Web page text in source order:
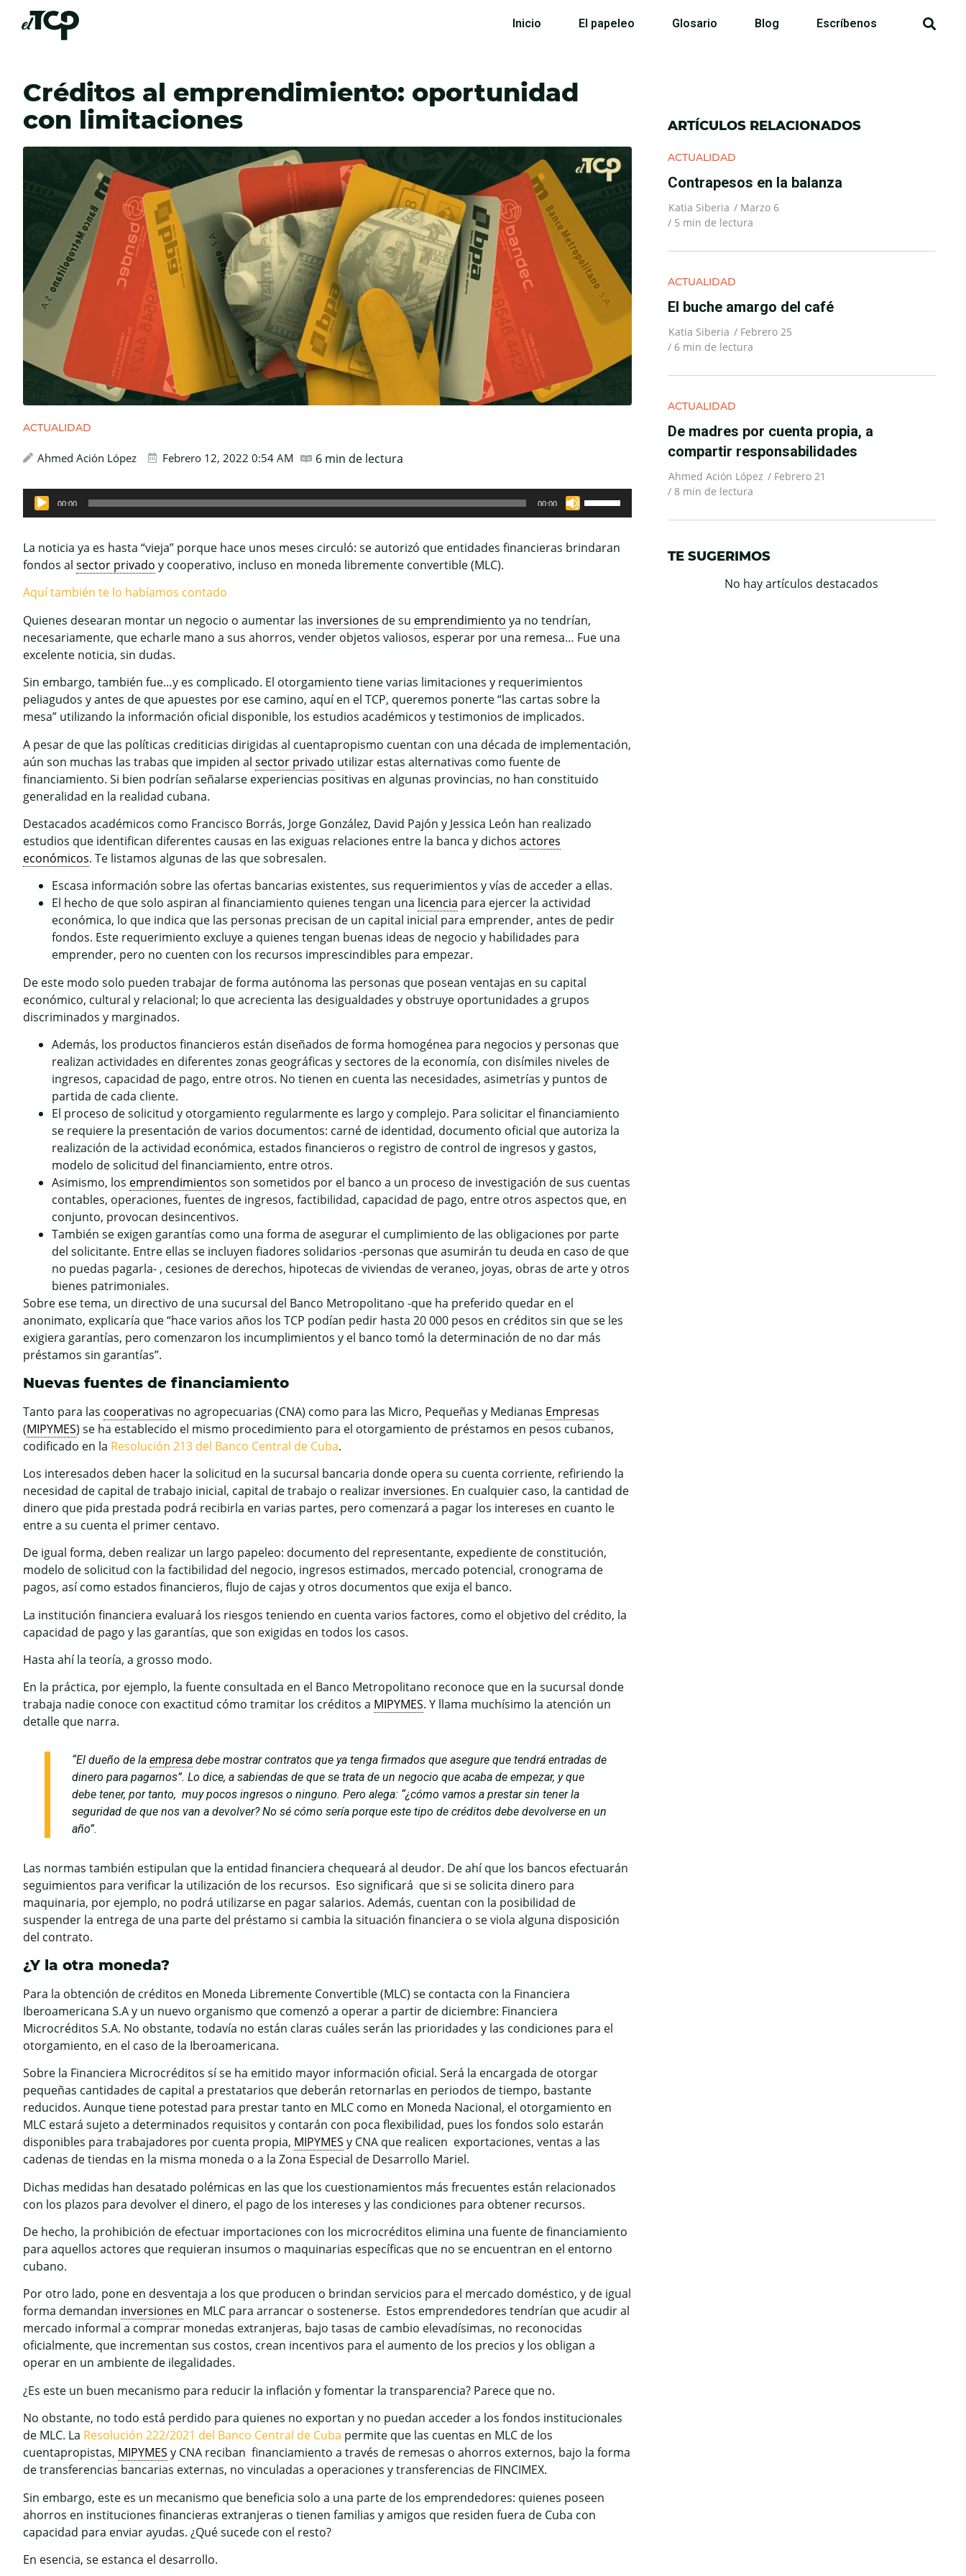
Inicio El papeleo Glosario Blog Escríbenos
Créditos al emprendimiento: oportunidad
con limitaciones
ACTUALIDAD
Ahmed Ación López Febrero 12, 2022 0:54 AM 6 min de lectura
Reproductor
de
00:00 00:00
de
aumentar
o
La noticia ya es hasta “vieja” porque hace unos meses circuló: se autorizó que entidades financieras brindaran
fondos al sector privado y cooperativo, incluso en moneda libremente convertible (MLC).
Aquí también te lo habíamos contado
Quienes desearan montar un negocio o aumentar las inversiones de su emprendimiento ya no tendrían,
necesariamente, que echarle mano a sus ahorros, vender objetos valiosos, esperar por una remesa… Fue una
excelente noticia, sin dudas.
Sin embargo, también fue…y es complicado. El otorgamiento tiene varias limitaciones y requerimientos
peliagudos y antes de que apuestes por ese camino, aquí en el TCP, queremos ponerte “las cartas sobre la
mesa” utilizando la información oficial disponible, los estudios académicos y testimonios de implicados.
A pesar de que las políticas crediticias dirigidas al cuentapropismo cuentan con una década de implementación,
aún son muchas las trabas que impiden al sector privado utilizar estas alternativas como fuente de
financiamiento. Si bien podrían señalarse experiencias positivas en algunas provincias, no han constituido
generalidad en la realidad cubana.
Destacados académicos como Francisco Borrás, Jorge González, David Pajón y Jessica León han realizado
estudios que identifican diferentes causas en las exiguas relaciones entre la banca y dichos actores
económicos. Te listamos algunas de las que sobresalen.
Escasa información sobre las ofertas bancarias existentes, sus requerimientos y vías de acceder a ellas.
El hecho de que solo aspiran al financiamiento quienes tengan una licencia para ejercer la actividad
económica, lo que indica que las personas precisan de un capital inicial para emprender, antes de pedir
fondos. Este requerimiento excluye a quienes tengan buenas ideas de negocio y habilidades para
emprender, pero no cuenten con los recursos imprescindibles para empezar.
De este modo solo pueden trabajar de forma autónoma las personas que posean ventajas en su capital
económico, cultural y relacional; lo que acrecienta las desigualdades y obstruye oportunidades a grupos
discriminados y marginados.
Además, los productos financieros están diseñados de forma homogénea para negocios y personas que
realizan actividades en diferentes zonas geográficas y sectores de la economía, con disímiles niveles de
ingresos, capacidad de pago, entre otros. No tienen en cuenta las necesidades, asimetrías y puntos de
partida de cada cliente.
El proceso de solicitud y otorgamiento regularmente es largo y complejo. Para solicitar el financiamiento
se requiere la presentación de varios documentos: carné de identidad, documento oficial que autoriza la
realización de la actividad económica, estados financieros o registro de control de ingresos y gastos,
modelo de solicitud del financiamiento, entre otros.
Asimismo, los emprendimientos son sometidos por el banco a un proceso de investigación de sus cuentas
contables, operaciones, fuentes de ingresos, factibilidad, capacidad de pago, entre otros aspectos que, en
conjunto, provocan desincentivos.
También se exigen garantías como una forma de asegurar el cumplimiento de las obligaciones por parte
del solicitante. Entre ellas se incluyen fiadores solidarios -personas que asumirán tu deuda en caso de que
no puedas pagarla- , cesiones de derechos, hipotecas de viviendas de veraneo, joyas, obras de arte y otros
bienes patrimoniales.
Sobre ese tema, un directivo de una sucursal del Banco Metropolitano -que ha preferido quedar en el
anonimato, explicaría que “hace varios años los TCP podían pedir hasta 20 000 pesos en créditos sin que se les
exigiera garantías, pero comenzaron los incumplimientos y el banco tomó la determinación de no dar más
préstamos sin garantías”.
Nuevas fuentes de financiamiento
Tanto para las cooperativas no agropecuarias (CNA) como para las Micro, Pequeñas y Medianas Empresas
(MIPYMES) se ha establecido el mismo procedimiento para el otorgamiento de préstamos en pesos cubanos,
codificado en la Resolución 213 del Banco Central de Cuba.
Los interesados deben hacer la solicitud en la sucursal bancaria donde opera su cuenta corriente, refiriendo la
necesidad de capital de trabajo inicial, capital de trabajo o realizar inversiones. En cualquier caso, la cantidad de
dinero que pida prestada podrá recibirla en varias partes, pero comenzará a pagar los intereses en cuanto le
entre a su cuenta el primer centavo.
De igual forma, deben realizar un largo papeleo: documento del representante, expediente de constitución,
modelo de solicitud con la factibilidad del negocio, ingresos estimados, mercado potencial, cronograma de
pagos, así como estados financieros, flujo de cajas y otros documentos que exija el banco.
La institución financiera evaluará los riesgos teniendo en cuenta varios factores, como el objetivo del crédito, la
capacidad de pago y las garantías, que son exigidas en todos los casos.
Hasta ahí la teoría, a grosso modo.
En la práctica, por ejemplo, la fuente consultada en el Banco Metropolitano reconoce que en la sucursal donde
trabaja nadie conoce con exactitud cómo tramitar los créditos a MIPYMES. Y llama muchísimo la atención un
detalle que narra.
“El dueño de la empresa debe mostrar contratos que ya tenga firmados que asegure que tendrá entradas de
dinero para pagarnos”. Lo dice, a sabiendas de que se trata de un negocio que acaba de empezar, y que
debe tener, por tanto, muy pocos ingresos o ninguno. Pero alega: “¿cómo vamos a prestar sin tener la
seguridad de que nos van a devolver? No sé cómo sería porque este tipo de créditos debe devolverse en un
año”.
Las normas también estipulan que la entidad financiera chequeará al deudor. De ahí que los bancos efectuarán
seguimientos para verificar la utilización de los recursos. Eso significará que si se solicita dinero para
maquinaria, por ejemplo, no podrá utilizarse en pagar salarios. Además, cuentan con la posibilidad de
suspender la entrega de una parte del préstamo si cambia la situación financiera o se viola alguna disposición
del contrato.
¿Y la otra moneda?
Para la obtención de créditos en Moneda Libremente Convertible (MLC) se contacta con la Financiera
Iberoamericana S.A y un nuevo organismo que comenzó a operar a partir de diciembre: Financiera
Microcréditos S.A. No obstante, todavía no están claras cuáles serán las prioridades y las condiciones para el
otorgamiento, en el caso de la Iberoamericana.
Sobre la Financiera Microcréditos sí se ha emitido mayor información oficial. Será la encargada de otorgar
pequeñas cantidades de capital a prestatarios que deberán retornarlas en periodos de tiempo, bastante
reducidos. Aunque tiene potestad para prestar tanto en MLC como en Moneda Nacional, el otorgamiento en
MLC estará sujeto a determinados requisitos y contarán con poca flexibilidad, pues los fondos solo estarán
disponibles para trabajadores por cuenta propia, MIPYMES y CNA que realicen exportaciones, ventas a las
cadenas de tiendas en la misma moneda o a la Zona Especial de Desarrollo Mariel.
Dichas medidas han desatado polémicas en las que los cuestionamientos más frecuentes están relacionados
con los plazos para devolver el dinero, el pago de los intereses y las condiciones para obtener recursos.
De hecho, la prohibición de efectuar importaciones con los microcréditos elimina una fuente de financiamiento
para aquellos actores que requieran insumos o maquinarias específicas que no se encuentran en el entorno
cubano.
Por otro lado, pone en desventaja a los que producen o brindan servicios para el mercado doméstico, y de igual
forma demandan inversiones en MLC para arrancar o sostenerse. Estos emprendedores tendrían que acudir al
mercado informal a comprar monedas extranjeras, bajo tasas de cambio elevadísimas, no reconocidas
oficialmente, que incrementan sus costos, crean incentivos para el aumento de los precios y los obligan a
operar en un ambiente de ilegalidades.
¿Es este un buen mecanismo para reducir la inflación y fomentar la transparencia? Parece que no.
No obstante, no todo está perdido para quienes no exportan y no puedan acceder a los fondos institucionales
de MLC. La Resolución 222/2021 del Banco Central de Cuba permite que las cuentas en MLC de los
cuentapropistas, MIPYMES y CNA reciban financiamiento a través de remesas o ahorros externos, bajo la forma
de transferencias bancarias externas, no vinculadas a operaciones y transferencias de FINCIMEX.
Sin embargo, este es un mecanismo que beneficia solo a una parte de los emprendedores: quienes poseen
ahorros en instituciones financieras extranjeras o tienen familias y amigos que residen fuera de Cuba con
capacidad para enviar ayudas. ¿Qué sucede con el resto?
En esencia, se estanca el desarrollo.
ARTÍCULOS RELACIONADOS
ACTUALIDAD
Contrapesos en la balanza
Katia Siberia /Marzo 6
/ 5 min de lectura
ACTUALIDAD
El buche amargo del café
Katia Siberia /Febrero 25
/ 6 min de lectura
ACTUALIDAD
De madres por cuenta propia, a
compartir responsabilidades
Ahmed Ación López /Febrero 21
/ 8 min de lectura
TE SUGERIMOS
No hay artículos destacados